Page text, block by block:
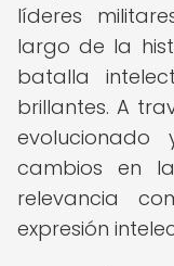
líderes
largo de la
batalla
brillantes. A
cambios en
relevancia
expresión